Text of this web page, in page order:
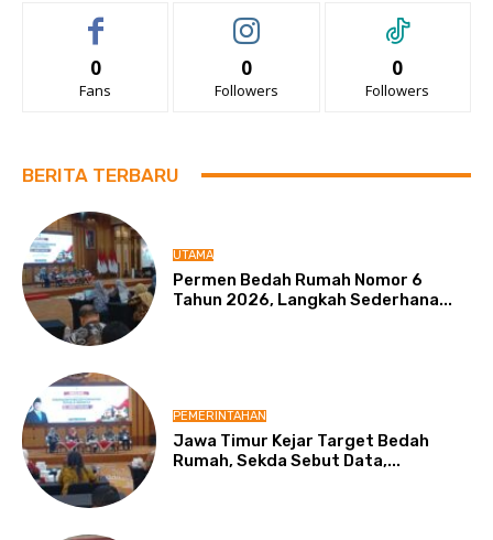
0
Fans
0
Followers
0
Followers
BERITA TERBARU
UTAMA
Permen Bedah Rumah Nomor 6
Tahun 2026, Langkah Sederhana...
PEMERINTAHAN
Jawa Timur Kejar Target Bedah
Rumah, Sekda Sebut Data,...